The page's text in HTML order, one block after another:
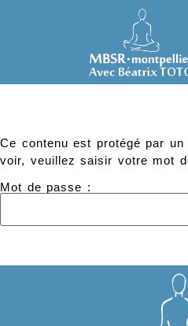
Ce contenu est protégé par
voir, veuillez saisir votre mot
Mot de passe :